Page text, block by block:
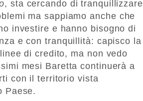
, sta cercando di tranquillizzare
ma sappiamo anche che
investire e hanno bisogno di
e con tranquillità: capisco la
di credito, ma non vedo
mesi Baretta continuerà a
con il territorio vista
Paese.